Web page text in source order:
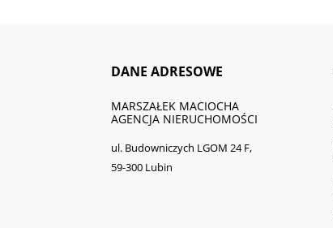
DANE ADRESOWE
MARSZAŁEK MACIOCHA
AGENCJA NIERUCHOMOŚCI
ul. Budowniczych LGOM 24 F,
59-300 Lubin